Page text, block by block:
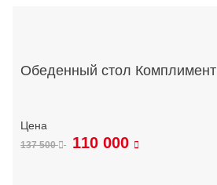
Обеденный стол Комплимент
137 500 110 000